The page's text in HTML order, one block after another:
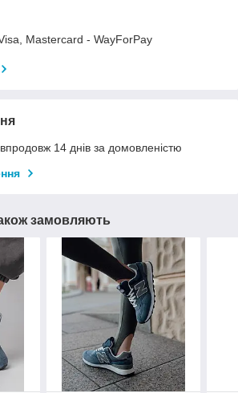
Mastercard - WayForPay
14 днів за домовленістю
замовляють